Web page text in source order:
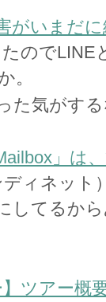
がいまだ
ので
。
た気がす
」は
ディネット
してるか
】ツアー概